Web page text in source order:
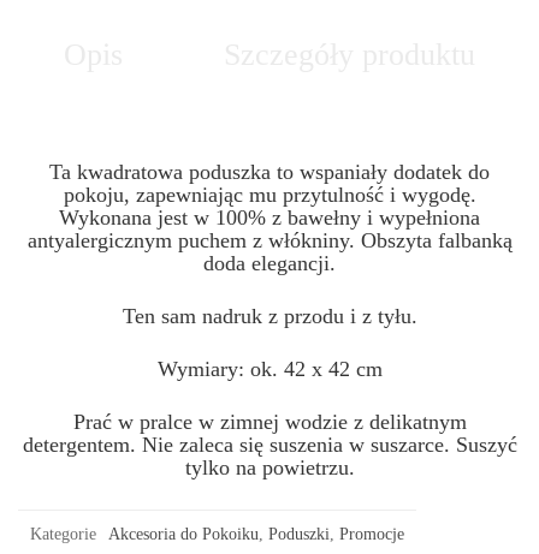
Ta kwadratowa poduszka to wspaniały dodatek do
pokoju, zapewniając mu przytulność i wygodę.
Wykonana jest w 100% z bawełny i wypełniona
antyalergicznym puchem z włókniny. Obszyta falbanką
doda elegancji.
Ten sam nadruk z przodu i z tyłu.
Wymiary: ok. 42 x 42 cm
Prać w pralce w zimnej wodzie z delikatnym
detergentem. Nie zaleca się suszenia w suszarce. Suszyć
tylko na powietrzu.
Kategorie Akcesoria do Pokoiku, Poduszki, Promocje